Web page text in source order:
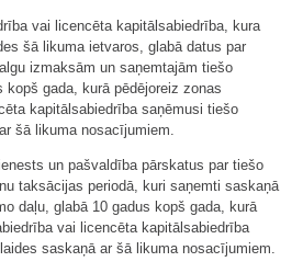
vai licencēta kapitālsabiedrība, kura
šā likuma ietvaros, glabā datus par
izmaksām un saņemtajām tiešo
kopš gada, kurā pēdējoreiz zonas
kapitālsabiedrība saņēmusi tiešo
šā likuma nosacījumiem.
un pašvaldība pārskatus par tiešo
taksācijas periodā, kuri saņemti saskaņā
daļu, glabā 10 gadus kopš gada, kurā
vai licencēta kapitālsabiedrība
saskaņā ar šā likuma nosacījumiem.